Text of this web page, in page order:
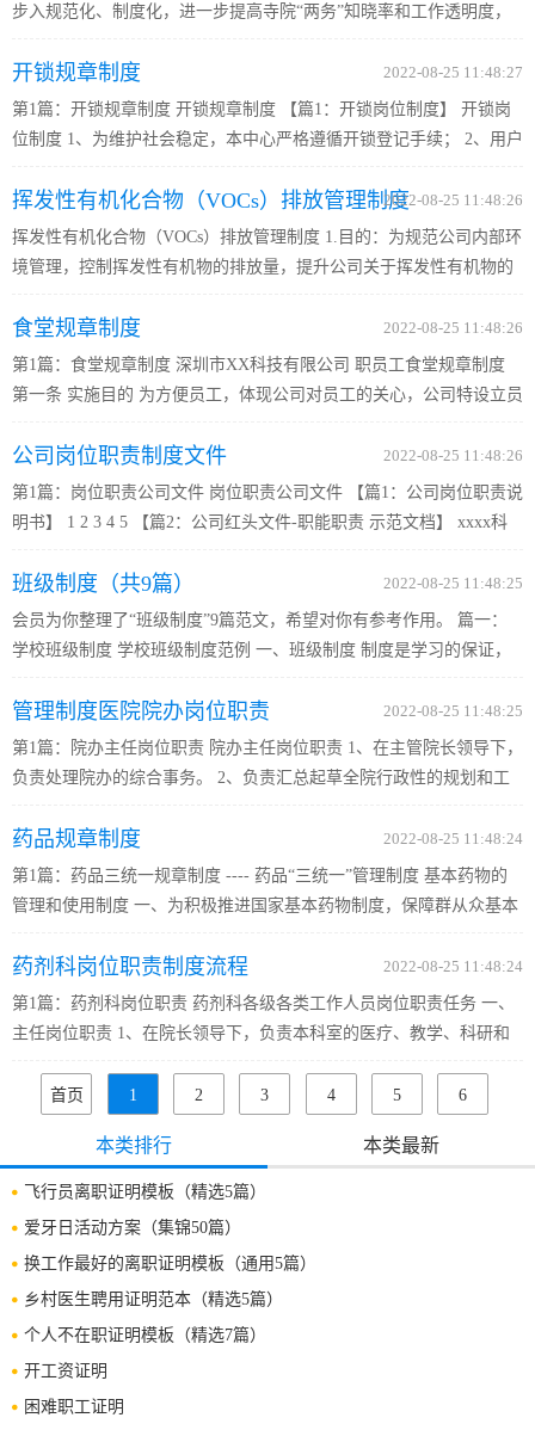
步入规范化、制度化，进一步提高寺院“两务”知晓率和工作透明度，
下，每半年将寺院各项工作向僧众进行一次公开； （二）公开...
开锁规章制度 2022-08-25 11:48:27
第1篇：开锁规章制度 开锁规章制度 【篇1：开锁岗位制度】 开锁岗
位制度 1、为维护社会稳定，本中心严格遵循开锁登记手续； 2、用户
局证明。 3、房子租赁应出示租房协议和本人身份证，如遇租房...
挥发性有机化合物（VOCs）排放管理制度2022-08-25 11:48:26
挥发性有机化合物（VOCs）排放管理制度 1.目的：为规范公司内部环
境管理，控制挥发性有机物的排放量，提升公司关于挥发性有机物的
于本公司所有生产场所。 3.名词解释： 3.1挥发性有机化合物(V...
食堂规章制度 2022-08-25 11:48:26
第1篇：食堂规章制度 深圳市XX科技有限公司 职员工食堂规章制度
第一条 实施目的 为方便员工，体现公司对员工的关心，公司特设立员
量，特制订本制度。 第二条 适用范围 本管理制度适用于公司全体...
公司岗位职责制度文件 2022-08-25 11:48:26
第1篇：岗位职责公司文件 岗位职责公司文件 【篇1：公司岗位职责说
明书】 1 2 3 4 5 【篇2：公司红头文件-职能职责 示范文档】 xxxx科
人：?????????????????????? 关于明确xxxx科技有限公司组织机构及各
部门职...
班级制度（共9篇） 2022-08-25 11:48:25
会员为你整理了“班级制度”9篇范文，希望对你有参考作用。 篇一：
学校班级制度 学校班级制度范例 一、班级制度 制度是学习的保证，
班集体，特制定以下班级制度。 1按时上课，不迟到，不早退，...
管理制度医院院办岗位职责 2022-08-25 11:48:25
第1篇：院办主任岗位职责 院办主任岗位职责 1、在主管院长领导下，
负责处理院办的综合事务。 2、负责汇总起草全院行政性的规划和工
拟定医院各项规章制度，配合有关部门参与机构设置、评优、行...
药品规章制度 2022-08-25 11:48:24
第1篇：药品三统一规章制度 ---- 药品“三统一”管理制度 基本药物的
管理和使用制度 一、为积极推进国家基本药物制度，保障群从众基本
药物制度的实施意见》及《国家基本药物制度实施办法》的要...
药剂科岗位职责制度流程 2022-08-25 11:48:24
第1篇：药剂科岗位职责 药剂科各级各类工作人员岗位职责任务 一、
主任岗位职责 1、在院长领导下，负责本科室的医疗、教学、科研和
案，经院长批准后组织实施，经常督促检查， 按期总结汇报。 3...
首页 1 2 3 4 5 6
7
页
共49
本类排行 本类最新
飞行员离职证明模板（精选5篇）
爱牙日活动方案（集锦50篇）
换工作最好的离职证明模板（通用5篇）
乡村医生聘用证明范本（精选5篇）
个人不在职证明模板（精选7篇）
开工资证明
困难职工证明